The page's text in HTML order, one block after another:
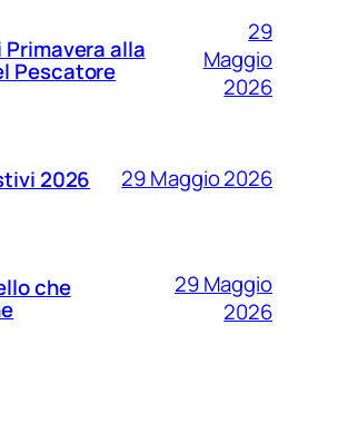
Primavera alla
Pescatore
29
Maggio
2026
2026 29 Maggio 2026
che
29 Maggio
2026